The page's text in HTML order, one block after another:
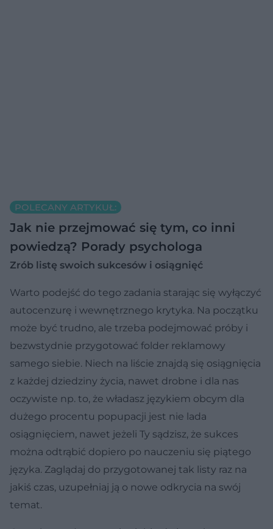
POLECANY ARTYKUŁ:
Jak nie przejmować się tym, co inni
powiedzą? Porady psychologa
Zrób listę swoich sukcesów i osiągnięć
Warto podejść do tego zadania starając się wyłączyć
autocenzurę i wewnętrznego krytyka. Na początku
może być trudno, ale trzeba podejmować próby i
bezwstydnie przygotować folder reklamowy
samego siebie. Niech na liście znajdą się osiągnięcia
z każdej dziedziny życia, nawet drobne i dla nas
oczywiste np. to, że władasz językiem obcym dla
dużego procentu popupacji jest nie lada
osiągnięciem, nawet jeżeli Ty sądzisz, że sukces
można odtrąbić dopiero po nauczeniu się piątego
języka. Zaglądaj do przygotowanej tak listy raz na
jakiś czas, uzupełniaj ją o nowe odkrycia na swój
temat.